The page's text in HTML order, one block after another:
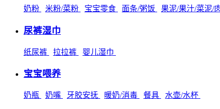
奶粉 米粉/菜粉 宝宝零食 面条/粥饭 果泥/果汁/菜泥/
尿裤湿巾
纸尿裤 拉拉裤 婴儿湿巾
宝宝喂养
奶瓶 奶嘴 牙胶安抚 暖奶/消毒 餐具 水壶/水杯